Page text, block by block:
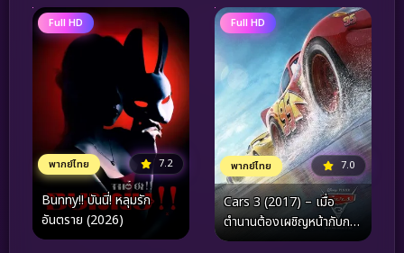
Full HD
พากย์ไทย 7.2
Bunny!! บันนี่! หลุมรัก
อันตราย (2026)
Full HD
พากย์ไทย 7.0
Cars 3 (2017) – เมื่อ
ตำนานต้องเผชิญหน้ากับกาล
เวลา และบทพิสูจน์แห่งจิต